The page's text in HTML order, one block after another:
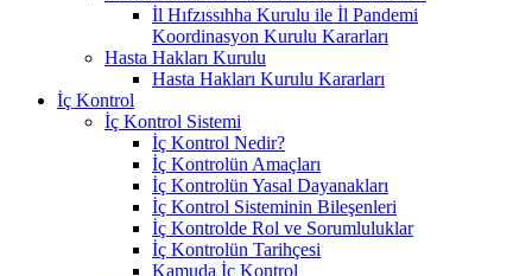
İl Hıfzıssıhha Kurulu ile İl Pandemi
Koordinasyon Kurulu Kararları
Hasta Hakları Kurulu
Hasta Hakları Kurulu Kararları
İç Kontrol
İç Kontrol Sistemi
İç Kontrol Nedir?
İç Kontrolün Amaçları
İç Kontrolün Yasal Dayanakları
İç Kontrol Sisteminin Bileşenleri
İç Kontrolde Rol ve Sorumluluklar
İç Kontrolün Tarihçesi
Kamuda İç Kontrol